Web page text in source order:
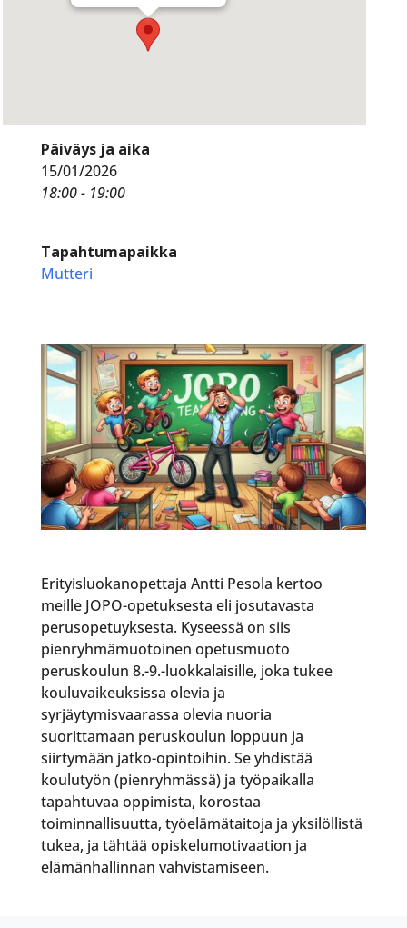
Päiväys ja aika
15/01/2026
18:00 - 19:00
Tapahtumapaikka
Mutteri
Erityisluokanopettaja Antti Pesola kertoo
meille JOPO-opetuksesta eli josutavasta
perusopetuyksesta. Kyseessä on siis
pienryhmämuotoinen opetusmuoto
peruskoulun 8.-9.-luokkalaisille, joka tukee
kouluvaikeuksissa olevia ja
syrjäytymisvaarassa olevia nuoria
suorittamaan peruskoulun loppuun ja
siirtymään jatko-opintoihin. Se yhdistää
koulutyön (pienryhmässä) ja työpaikalla
tapahtuvaa oppimista, korostaa
toiminnallisuutta, työelämätaitoja ja yksilöllistä
tukea, ja tähtää opiskelumotivaation ja
elämänhallinnan vahvistamiseen.